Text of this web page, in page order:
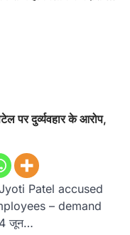
पर दुर्व्यवहार के आरोप,
Patel accused
– demand
जून…